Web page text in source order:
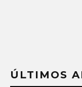
ÚLTIMOS